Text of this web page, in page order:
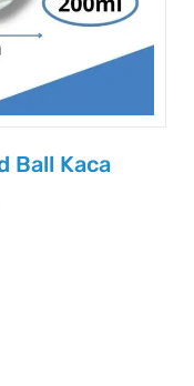
Ball Kaca